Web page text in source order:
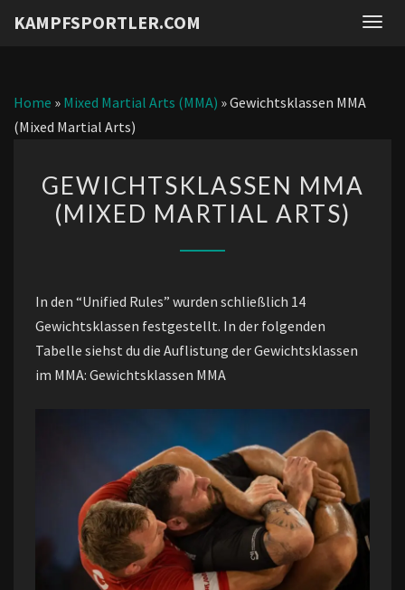
KAMPFSPORTLER.COM
Home » Mixed Martial Arts (MMA) »Gewichtsklassen MMA
(Mixed Martial Arts)
MMA
(MIXED
GEWICHTSKLASSEN MMA
(MIXED MARTIAL ARTS)
In den “Unified Rules” wurden schließlich 14
Gewichtsklassen festgestellt. In der folgenden
Tabelle siehst du die Auflistung der Gewichtsklassen
im MMA: Gewichtsklassen MMA